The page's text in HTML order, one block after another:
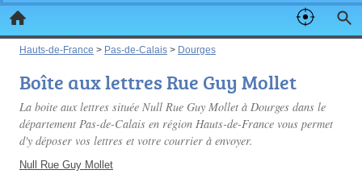
Hauts-de-France > Pas-de-Calais > Dourges
Boîte aux lettres Rue Guy Mollet
La boite aux lettres située Null Rue Guy Mollet à Dourges dans le
département Pas-de-Calais en région Hauts-de-France vous permet
d'y déposer vos lettres et votre courrier à envoyer.
Null Rue Guy Mollet